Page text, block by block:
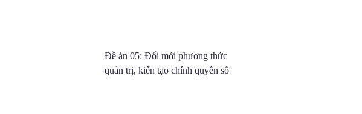
Đề án 05: Đổi mới phương thức
quản trị, kiến tạo chính quyền số